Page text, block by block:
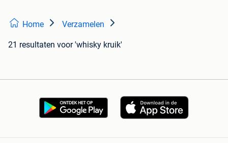
Home Verzamelen
21 resultaten voor 'whisky kruik'